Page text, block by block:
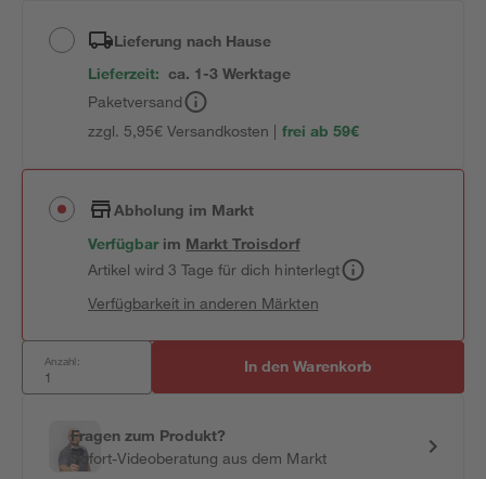
Lieferung nach Hause
Lieferzeit: ca. 1-3 Werktage
Paketversand
zzgl. 5,95€ Versandkosten | frei ab 59€
Abholung im Markt
Verfügbar im MarktTroisdorf
Artikel wird 3 Tage für dich hinterlegt
Verfügbarkeit in anderen Märkten
Anzahl: In den Warenkorb
Fragen zum Produkt?
Sofort-Videoberatung aus dem Markt